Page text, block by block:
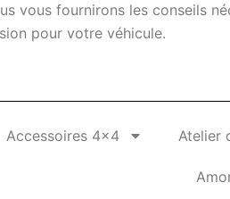
vous fournirons les conseils
pour votre véhicule.
Accessoires 4x4 Atelier